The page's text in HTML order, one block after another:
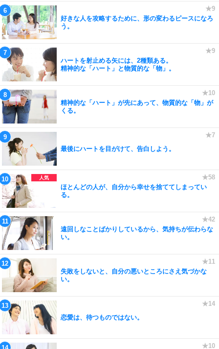
好きな人を攻略するために、形の変わるピースになろ
う。
ハートを射止める矢には、2種類ある。
精神的な「ハート」と物質的な「物」。
精神的な「ハート」が先にあって、物質的な「物」が
くる。
最後にハートを目がけて、告白しよう。
ほとんどの人が、自分から幸せを捨ててしまってい
る。
遠回しなことばかりしているから、気持ちが伝わらな
い。
失敗をしないと、自分の悪いところにさえ気づかな
い。
恋愛は、待つものではない。